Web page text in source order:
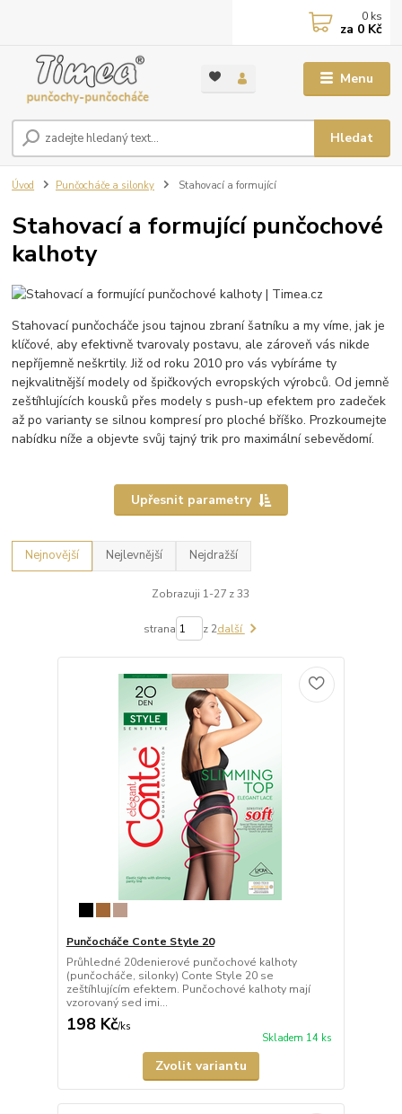
Menu
Hledat
0 ks
za 0 Kč
Úvod Punčocháče a silonky Stahovací a formující
Stahovací a formující punčochové
kalhoty
Stahovací punčocháče jsou tajnou zbraní šatníku a my víme, jak je
klíčové, aby efektivně tvarovaly postavu, ale zároveň vás nikde
nepříjemně neškrtily. Již od roku 2010 pro vás vybíráme ty
nejkvalitnější modely od špičkových evropských výrobců. Od jemně
zeštíhlujících kousků přes modely s push-up efektem pro zadeček
až po varianty se silnou kompresí pro ploché bříško. Prozkoumejte
nabídku níže a objevte svůj tajný trik pro maximální sebevědomí.
Upřesnit parametry
Nejnovější Nejlevnější Nejdražší
Zobrazuji 1-27 z 33
strana z 2další
Punčocháče Conte Style 20
Průhledné 20denierové punčochové kalhoty
(punčocháče, silonky) Conte Style 20 se
zeštíhlujícím efektem. Punčochové kalhoty mají
vzorovaný sed imi...
198 Kč/ks
Skladem 14 ks
Zvolit variantu